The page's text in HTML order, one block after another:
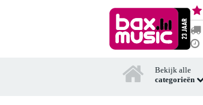
Bekijk alle
categorieën